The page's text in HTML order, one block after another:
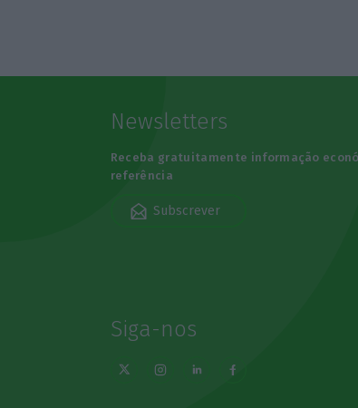
Newsletters
Receba gratuitamente informação
referência
Subscrever
Siga-nos